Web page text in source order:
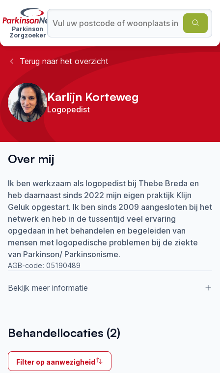
Parkinson
Zorgzoeker
Terug naar het overzicht
Karlijn Korteweg
Logopedist
Over mij
Ik ben werkzaam als logopedist bij Thebe Breda en
heb daarnaast sinds 2022 mijn eigen praktijk Klijn
Geluk opgestart. Ik ben sinds 2009 aangesloten bij het
netwerk en heb in de tussentijd veel ervaring
opgedaan in het behandelen en begeleiden van
mensen met logopedische problemen bij de ziekte
van Parkinson/ Parkinsonisme.
AGB-code: 05190489
Bekijk meer informatie
2008
Ik behandel
Op locatie & Thuis
Behandellocaties (2)
Filter op aanwezigheid